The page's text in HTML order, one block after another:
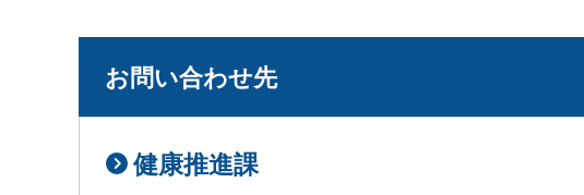
お問い合わせ先
健康推進課